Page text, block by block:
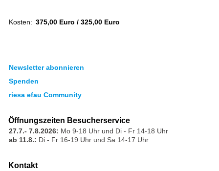
Kosten: 375,00 Euro / 325,00 Euro
Newsletter abonnieren
Spenden
riesa efau Community
Öffnungszeiten Besucherservice
27.7.- 7.8.2026: Mo 9-18 Uhr und Di - Fr 14-18 Uhr
ab 11.8.: Di - Fr 16-19 Uhr und Sa 14-17 Uhr
Kontakt